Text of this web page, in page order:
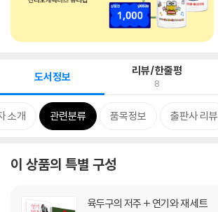
도서정보 리뷰/한줄평
8
소개 관련분류 품목정보 출판사 리뷰
이 상품의 특별 구성
육두구의 저주 + 연기와 재 세트